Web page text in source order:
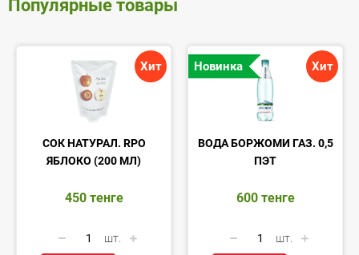
Популярные товары
Хит
СОК НАТУРАЛ. RPO
ЯБЛОКО (200 МЛ)
450 тенге
шт.
Новинка Хит
ВОДА БОРЖОМИ ГАЗ. 0,5
ПЭТ
600 тенге
шт.